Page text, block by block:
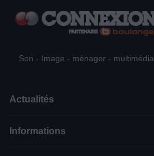
Son - Image - ménager - multimédia
Actualités
Informations